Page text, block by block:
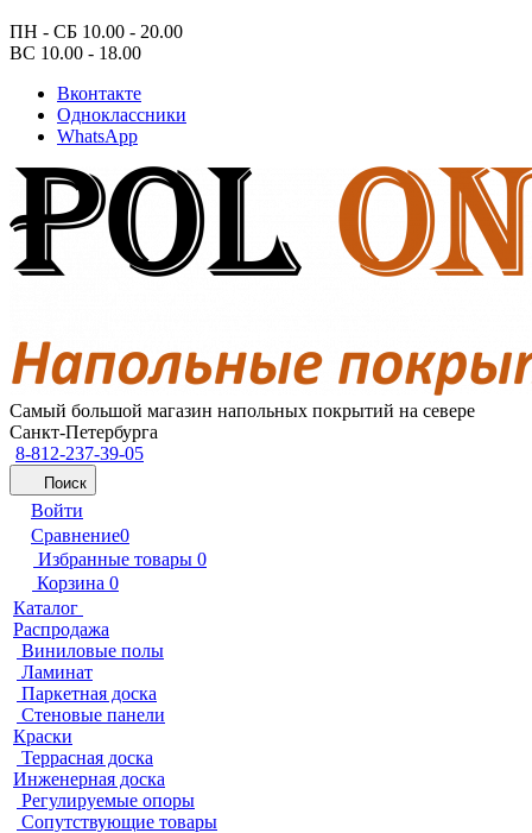
ПН - СБ 10.00 - 20.00
ВС 10.00 - 18.00
Вконтакте
Одноклассники
WhatsApp
Самый большой магазин напольных покрытий на севере
Санкт-Петербурга
8-812-237-39-05
Поиск
Войти
Сравнение0
Избранные товары 0
Корзина 0
Каталог
Распродажа
Виниловые полы
Ламинат
Паркетная доска
Стеновые панели
Краски
Террасная доска
Инженерная доска
Регулируемые опоры
Сопутствующие товары